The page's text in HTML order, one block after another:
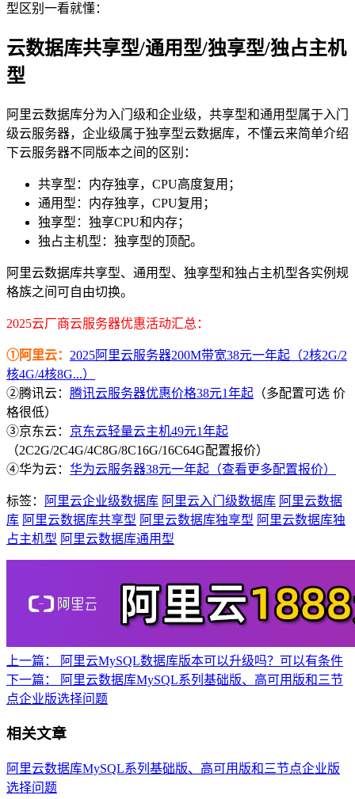
型区别一看就懂：
云数据库共享型/通用型/独享型/独占主机
型
阿里云数据库分为入门级和企业级，共享型和通用型属于入门
级云服务器，企业级属于独享型云数据库，不懂云来简单介绍
下云服务器不同版本之间的区别：
共享型：内存独享，CPU高度复用；
通用型：内存独享，CPU复用；
独享型：独享CPU和内存；
独占主机型：独享型的顶配。
阿里云数据库共享型、通用型、独享型和独占主机型各实例规
格族之间可自由切换。
2025云厂商云服务器优惠活动汇总：
①阿里云： 2025阿里云服务器200M带宽38元一年起（2核2G/2
核4G/4核8G...）
②腾讯云： 腾讯云服务器优惠价格38元1年起 （多配置可选 价
格很低）
③京东云： 京东云轻量云主机49元1年起
（2C2G/2C4G/4C8G/8C16G/16C64G配置报价）
④华为云： 华为云服务器38元一年起（查看更多配置报价）
标签： 阿里云企业级数据库 阿里云入门级数据库 阿里云数据
库 阿里云数据库共享型 阿里云数据库独享型 阿里云数据库独
占主机型 阿里云数据库通用型
上一篇：
阿里云MySQL数据库版本可以升级吗？可以有条件
下一篇：
阿里云数据库MySQL系列基础版、高可用版和三节
点企业版选择问题
相关文章
阿里云数据库MySQL系列基础版、高可用版和三节点企业版
选择问题